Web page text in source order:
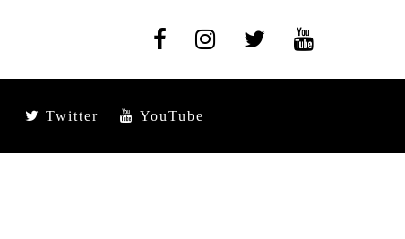
Twitter YouTube